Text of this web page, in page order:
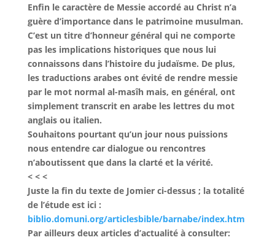
Enfin le caractère de Messie accordé au Christ n’a
guère d’importance dans le patrimoine musulman.
C’est un titre d’honneur général qui ne comporte
pas les implications historiques que nous lui
connaissons dans l’histoire du judaïsme. De plus,
les traductions arabes ont évité de rendre messie
par le mot normal al-masîh mais, en général, ont
simplement transcrit en arabe les lettres du mot
anglais ou italien.
Souhaitons pourtant qu’un jour nous puissions
nous entendre car dialogue ou rencontres
n’aboutissent que dans la clarté et la vérité.
< < <
Juste la fin du texte de Jomier ci-dessus ; la totalité
de l’étude est ici :
biblio.domuni.org/articlesbible/barnabe/index.htm
Par ailleurs deux articles d’actualité à consulter: